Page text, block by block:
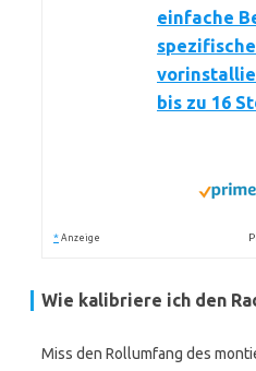
einfache
bis zu 16
* Anzeige
Wie kalibriere ich den
Miss den Rollumfang des